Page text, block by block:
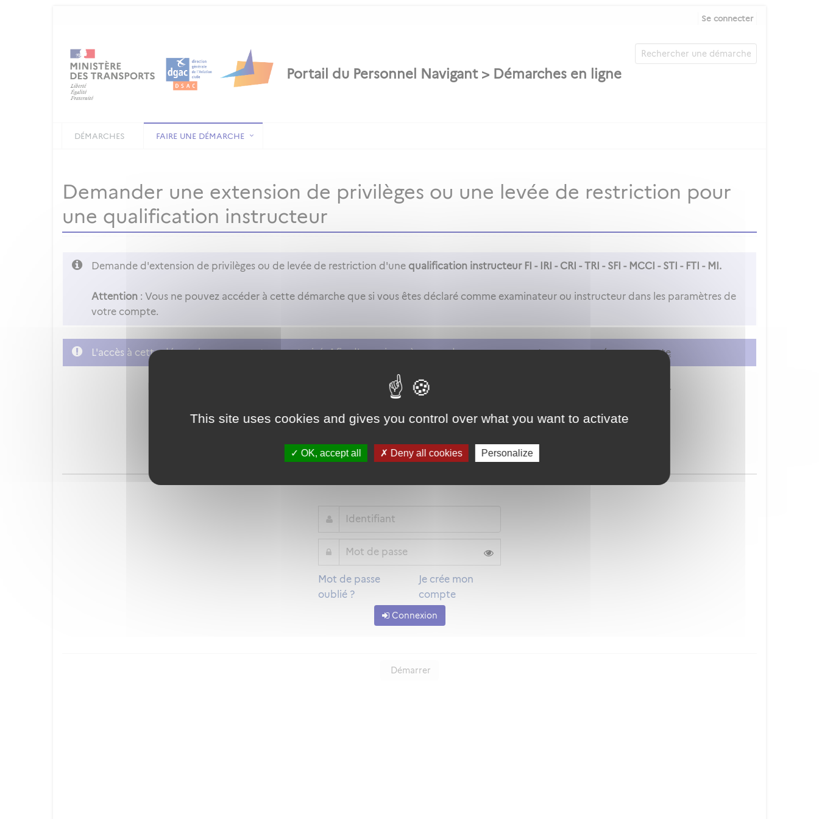
This site uses cookies and gives you control over what you want to activate
OK, accept all Deny all cookies Personalize
Se connecter
DÉMARCHES FAIRE UNE DÉMARCHE
Demander une extension de privilèges ou une levée de restriction pour
une qualification instructeur
Demande d'extension de privilèges ou de levée de restriction d'une qualification instructeur FI - IRI - CRI - TRI - SFI - MCCI - STI - FTI - MI.
Attention : Vous ne pouvez accéder à cette démarche que si vous êtes déclaré comme examinateur ou instructeur dans les paramètres de
votre compte.
L'accès à cette démarche ne vous est pas autorisé. Afin d'y avoir accès, vous devezvous connecterouvous créer un compte
FranceConnect est la solution proposée par l'Etat pour sécuriser et simplifier la connexion à vos services en ligne.
Qu'est-ce que FranceConnect ?
Mot de passe
oublié ?
Je crée mon
compte
Connexion
Démarrer